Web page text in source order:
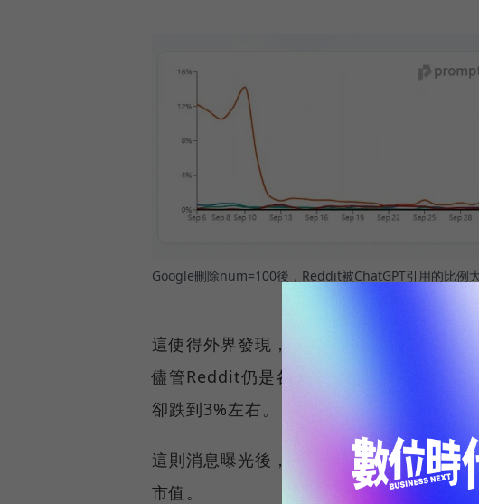
Google刪除num=100後，Reddit被ChatGPT引用的比例大
這使得外界發現，ChatGPT引用Reddit
儘管Reddit仍是各個社群平台中最大的引
卻跌到3%左右。
這則消息曝光後，Reddit股價在短短幾天
市值。